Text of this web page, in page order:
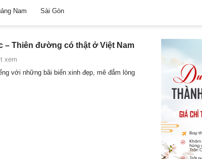
Nam Sài Gòn
– Thiên đường có thật ở Việt Nam
xem
với những bãi biển xinh đẹp, mê đắm lòng